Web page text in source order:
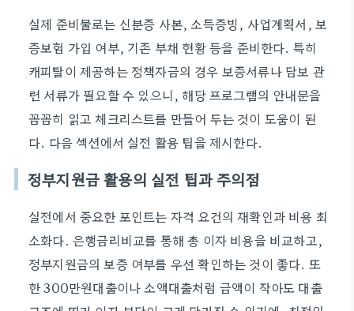
실제 준비물로는 신분증 사본, 소득증빙, 사업계획서, 보
증보험 가입 여부, 기존 부채 현황 등을 준비한다. 특히
캐피탈이 제공하는 정책자금의 경우 보증서류나 담보 관
련 서류가 필요할 수 있으니, 해당 프로그램의 안내문을
꼼꼼히 읽고 체크리스트를 만들어 두는 것이 도움이 된
다. 다음 섹션에서 실전 활용 팁을 제시한다.
정부지원금 활용의 실전 팁과 주의점
실전에서 중요한 포인트는 자격 요건의 재확인과 비용 최
소화다. 은행금리비교를 통해 총 이자 비용을 비교하고,
정부지원금의 보증 여부를 우선 확인하는 것이 좋다. 또
한 300만원대출이나 소액대출처럼 금액이 작아도 대출